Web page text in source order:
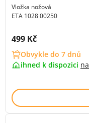
Vložka nožová
ETA 1028 00250
Cena s DPH:
499 Kč
Obvykle do 7 dnů
ihned k dispozici na